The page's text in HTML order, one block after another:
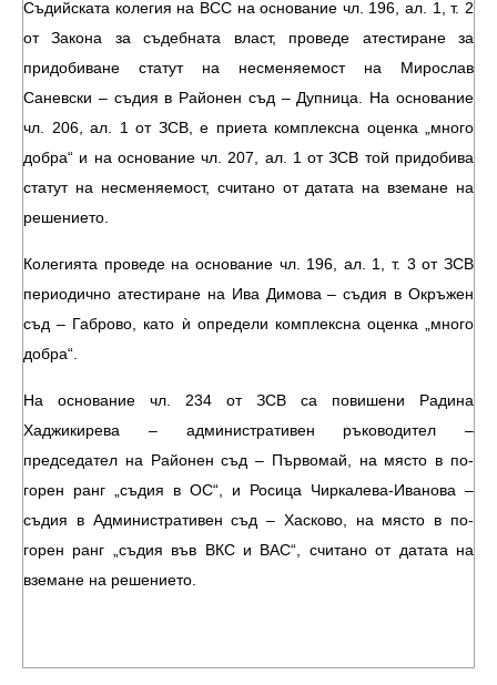
Съдийската колегия на ВСС на основание чл. 196, ал. 1, т. 2
от Закона за съдебната власт, проведе атестиране за
придобиване статут на несменяемост на Мирослав
Саневски – съдия в Районен съд – Дупница. На основание
чл. 206, ал. 1 от ЗСВ, е приета комплексна оценка „много
добра“ и на основание чл. 207, ал. 1 от ЗСВ той придобива
статут на несменяемост, считано от датата на вземане на
решението.
Колегията проведе на основание чл. 196, ал. 1, т. 3 от ЗСВ
периодично атестиране на Ива Димова – съдия в Окръжен
съд – Габрово, като ѝ определи комплексна оценка „много
добра“.
На основание чл. 234 от ЗСВ са повишени Радина
Хаджикирева – административен ръководител –
председател на Районен съд – Първомай, на място в по-
горен ранг „съдия в ОС“, и Росица Чиркалева-Иванова –
съдия в Административен съд – Хасково, на място в по-
горен ранг „съдия във ВКС и ВАС“, считано от датата на
вземане на решението.